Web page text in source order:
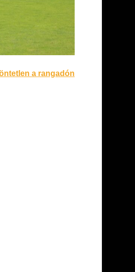
a rangadón